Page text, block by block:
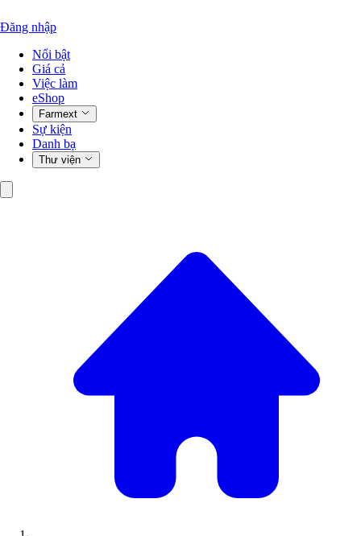
Đăng nhập
Nổi bật
Giá cả
Việc làm
eShop
Farmext
Sự kiện
Danh bạ
Thư viện